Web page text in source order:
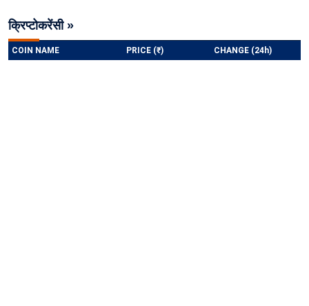
क्रिप्टोकरेंसी »